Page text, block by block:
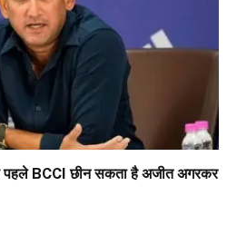
BCCI छीन सकता है अजीत अगरकर